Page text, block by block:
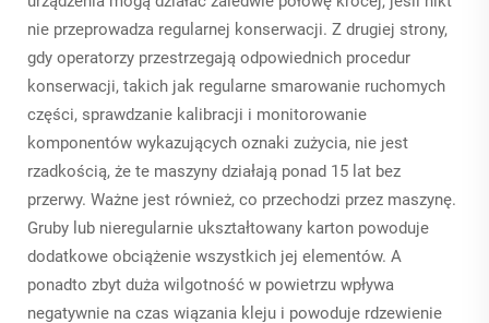
nie przeprowadza regularnej konserwacji. Z drugiej strony,
gdy operatorzy przestrzegają odpowiednich procedur
konserwacji, takich jak regularne smarowanie ruchomych
części, sprawdzanie kalibracji i monitorowanie
komponentów wykazujących oznaki zużycia, nie jest
rzadkością, że te maszyny działają ponad 15 lat bez
przerwy. Ważne jest również, co przechodzi przez maszynę.
Gruby lub nieregularnie ukształtowany karton powoduje
dodatkowe obciążenie wszystkich jej elementów. A
ponadto zbyt duża wilgotność w powietrzu wpływa
negatywnie na czas wiązania kleju i powoduje rdzewienie